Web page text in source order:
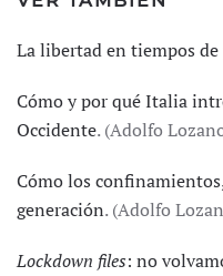
La libertad en tiempos
Cómo y por qué Italia
Occidente. (Adolfo
Cómo los
generación. (Adolfo
Lockdown files: no